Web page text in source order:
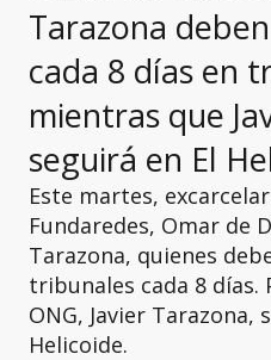
Tarazona
cada 8 días en
mientras que
seguirá en El
Este martes,
Fundaredes, Omar de
Tarazona, quienes
tribunales cada 8 días.
ONG, Javier Tarazona,
Helicoide.